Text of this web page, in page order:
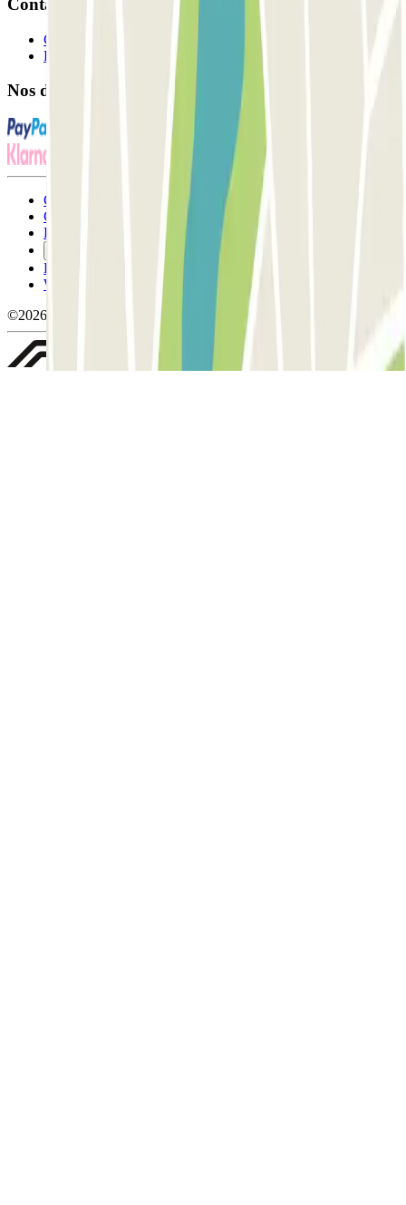
Contact
Contactez-nous
FAQ
Nos différents modes de paiement:
Conditions générales d'utilisation et contrat
Conditions d'annulation
Politique relative aux cookies
Politique de confidentialité
Whistleblowing
©2026 Parclick. Tous droits réservés